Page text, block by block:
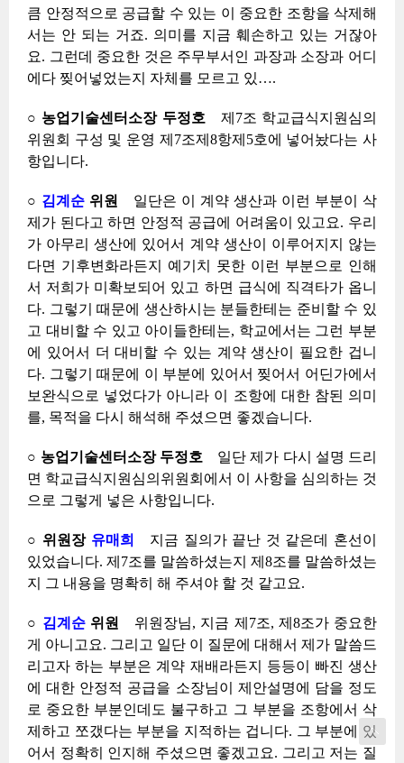
큼 안정적으로 공급할 수 있는 이 중요한 조항을 삭제해
서는 안 되는 거죠. 의미를 지금 훼손하고 있는 거잖아
요. 그런데 중요한 것은 주무부서인 과장과 소장과 어디
에다 찢어넣었는지 자체를 모르고 있….
○ 농업기술센터소장 두정호
제7조 학교급식지원심의
위원회 구성 및 운영 제7조제8항제5호에 넣어놨다는 사
항입니다.
○ 김계순 위원
일단은 이 계약 생산과 이런 부분이 삭
제가 된다고 하면 안정적 공급에 어려움이 있고요. 우리
가 아무리 생산에 있어서 계약 생산이 이루어지지 않는
다면 기후변화라든지 예기치 못한 이런 부분으로 인해
서 저희가 미확보되어 있고 하면 급식에 직격타가 옵니
다. 그렇기 때문에 생산하시는 분들한테는 준비할 수 있
고 대비할 수 있고 아이들한테는, 학교에서는 그런 부분
에 있어서 더 대비할 수 있는 계약 생산이 필요한 겁니
다. 그렇기 때문에 이 부분에 있어서 찢어서 어딘가에서
보완식으로 넣었다가 아니라 이 조항에 대한 참된 의미
를, 목적을 다시 해석해 주셨으면 좋겠습니다.
○ 농업기술센터소장 두정호
일단 제가 다시 설명 드리
면 학교급식지원심의위원회에서 이 사항을 심의하는 것
으로 그렇게 넣은 사항입니다.
○ 위원장 유매희
지금 질의가 끝난 것 같은데 혼선이
있었습니다. 제7조를 말씀하셨는지 제8조를 말씀하셨는
지 그 내용을 명확히 해 주셔야 할 것 같고요.
○ 김계순위원
위원장님, 지금 제7조, 제8조가 중요한
게 아니고요. 그리고 일단 이 질문에 대해서 제가 말씀드
리고자 하는 부분은 계약 재배라든지 등등이 빠진 생산
에 대한 안정적 공급을 소장님이 제안설명에 담을 정도
로 중요한 부분인데도 불구하고 그 부분을 조항에서 삭
제하고 쪼갰다는 부분을 지적하는 겁니다. 그 부분에 있
어서 정확히 인지해 주셨으면 좋겠고요. 그리고 저는 질